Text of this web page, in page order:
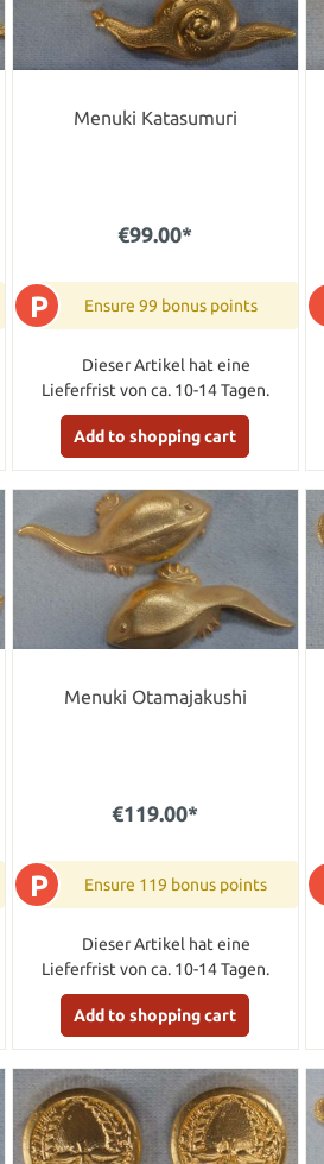
Menuki Katasumuri
€99.00*
P Ensure 99 bonus points
Dieser Artikel hat eine
Lieferfrist von ca. 10-14 Tagen.
Add to shopping cart
Menuki Otamajakushi
€119.00*
P Ensure 119 bonus points
Dieser Artikel hat eine
Lieferfrist von ca. 10-14 Tagen.
Add to shopping cart